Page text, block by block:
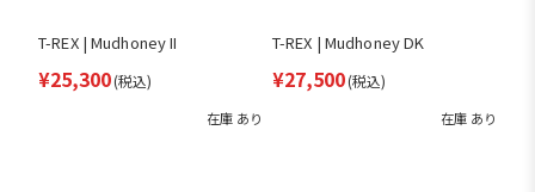
T-REX | Mudhoney II
¥25,300(税込)
在庫 あり
T-REX | Mudhoney DK
¥27,500(税込)
在庫 あり